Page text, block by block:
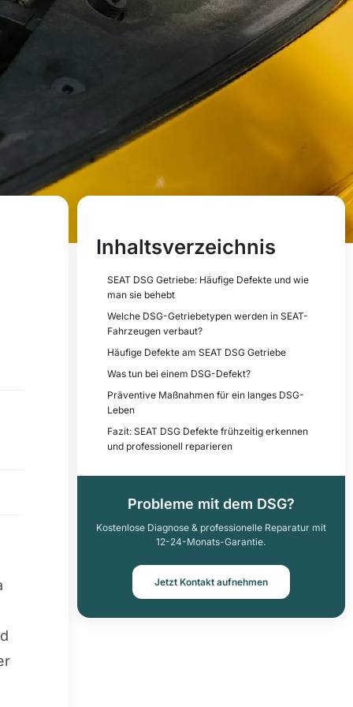
Inhaltsverzeichnis
SEAT DSG Getriebe: Häufige Defekte und wie
man sie behebt
Welche DSG-Getriebetypen werden in SEAT-
Fahrzeugen verbaut?
Häufige Defekte am SEAT DSG Getriebe
Was tun bei einem DSG-Defekt?
Präventive Maßnahmen für ein langes DSG-
Leben
Fazit: SEAT DSG Defekte frühzeitig erkennen
und professionell reparieren
Probleme mit dem DSG?
Kostenlose Diagnose & professionelle Reparatur mit
12-24-Monats-Garantie.
Jetzt Kontakt aufnehmen